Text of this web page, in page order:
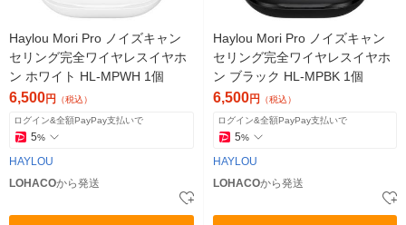
Haylou Mori Pro ノイズキャン
セリング完全ワイヤレスイヤホ
ン ホワイト HL-MPWH 1個
6,500円 （税込）
ログイン&全額PayPay支払いで
5%
HAYLOU
LOHACOから発送
Haylou Mori Pro ノイズキャン
セリング完全ワイヤレスイヤホ
ン ブラック HL-MPBK 1個
6,500円 （税込）
ログイン&全額PayPay支払いで
5%
HAYLOU
LOHACOから発送